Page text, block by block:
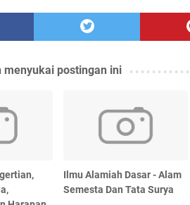
menyukai postingan ini
Ilmu Alamiah Dasar - Alam
Semesta Dan Tata Surya